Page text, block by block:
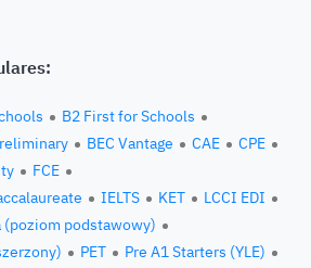
B2 First for Schools
BEC Vantage CAE
CPE
FCE
IELTS KET
LCCI EDI
(poziom podstawowy)
PET
Pre A1 Starters (YLE)